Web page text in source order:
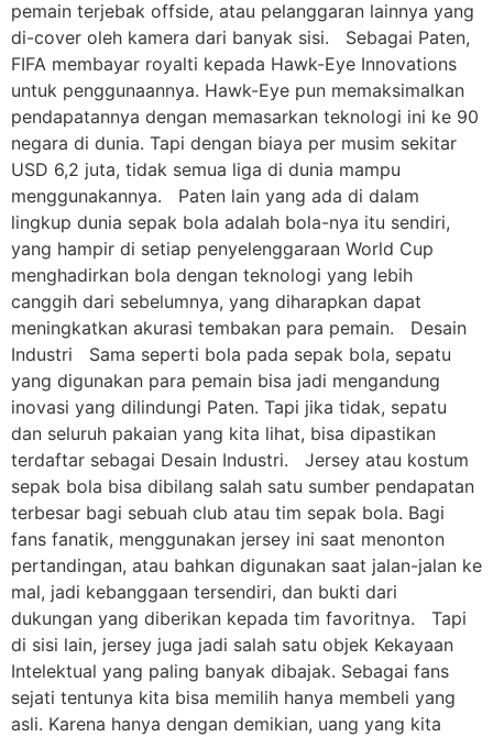
pemain terjebak offside, atau pelanggaran lainnya yang
di-cover oleh kamera dari banyak sisi. Sebagai Paten,
FIFA membayar royalti kepada Hawk-Eye Innovations
untuk penggunaannya. Hawk-Eye pun memaksimalkan
pendapatannya dengan memasarkan teknologi ini ke 90
negara di dunia. Tapi dengan biaya per musim sekitar
USD 6,2 juta, tidak semua liga di dunia mampu
menggunakannya. Paten lain yang ada di dalam
lingkup dunia sepak bola adalah bola-nya itu sendiri,
yang hampir di setiap penyelenggaraan World Cup
menghadirkan bola dengan teknologi yang lebih
canggih dari sebelumnya, yang diharapkan dapat
meningkatkan akurasi tembakan para pemain. Desain
Industri Sama seperti bola pada sepak bola, sepatu
yang digunakan para pemain bisa jadi mengandung
inovasi yang dilindungi Paten. Tapi jika tidak, sepatu
dan seluruh pakaian yang kita lihat, bisa dipastikan
terdaftar sebagai Desain Industri. Jersey atau kostum
sepak bola bisa dibilang salah satu sumber pendapatan
terbesar bagi sebuah club atau tim sepak bola. Bagi
fans fanatik, menggunakan jersey ini saat menonton
pertandingan, atau bahkan digunakan saat jalan-jalan ke
mal, jadi kebanggaan tersendiri, dan bukti dari
dukungan yang diberikan kepada tim favoritnya. Tapi
di sisi lain, jersey juga jadi salah satu objek Kekayaan
Intelektual yang paling banyak dibajak. Sebagai fans
sejati tentunya kita bisa memilih hanya membeli yang
asli. Karena hanya dengan demikian, uang yang kita